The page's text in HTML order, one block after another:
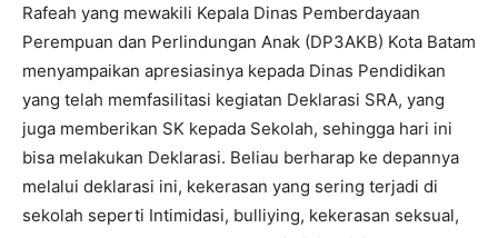
Rafeah yang mewakili Kepala Dinas Pemberdayaan
Perempuan dan Perlindungan Anak (DP3AKB) Kota Batam
menyampaikan apresiasinya kepada Dinas Pendidikan
yang telah memfasilitasi kegiatan Deklarasi SRA, yang
juga memberikan SK kepada Sekolah, sehingga hari ini
bisa melakukan Deklarasi. Beliau berharap ke depannya
melalui deklarasi ini, kekerasan yang sering terjadi di
sekolah seperti Intimidasi, bulliying, kekerasan seksual,